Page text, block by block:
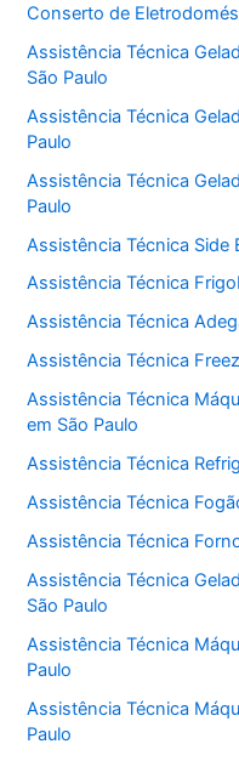
Conserto de
Assistência Técnica
São Paulo
Assistência Técnica
Paulo
Assistência Técnica
Paulo
Assistência Técnica Side
Assistência Técnica
Assistência Técnica
Assistência Técnica
Assistência Técnica
em São Paulo
Assistência Técnica
Assistência Técnica
Assistência Técnica
Assistência Técnica
São Paulo
Assistência Técnica
Paulo
Assistência Técnica
Paulo